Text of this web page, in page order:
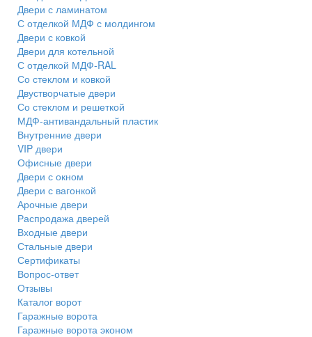
Двери с ламинатом
С отделкой МДФ с молдингом
Двери с ковкой
Двери для котельной
С отделкой МДФ-RAL
Со стеклом и ковкой
Двустворчатые двери
Со стеклом и решеткой
МДФ-антивандальный пластик
Внутренние двери
VIP двери
Офисные двери
Двери с окном
Двери с вагонкой
Арочные двери
Распродажа дверей
Входные двери
Стальные двери
Сертификаты
Вопрос-ответ
Отзывы
Каталог ворот
Гаражные ворота
Гаражные ворота эконом